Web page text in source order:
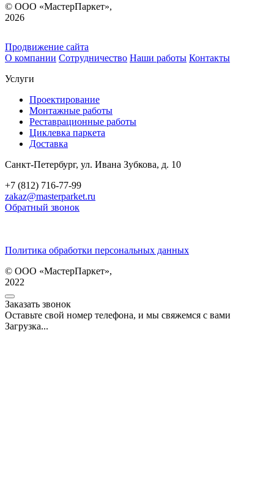
© ООО «МастерПаркет»,
2026
Продвижение сайта
О компании Сотрудничество Наши работы Контакты
Услуги
Проектирование
Монтажные работы
Реставрационные работы
Циклевка паркета
Доставка
Санкт-Петербург, ул. Ивана Зубкова, д. 10
+7 (812) 716-77-99
zakaz@masterparket.ru
Обратный звонок
Политика обработки персональных данных
© ООО «МастерПаркет»,
2022
Заказать звонок
Оставьте свой номер телефона, и мы свяжемся с вами
Загрузка...